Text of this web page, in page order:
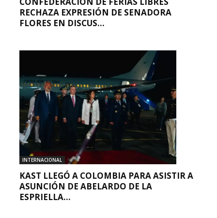
RECHAZA EXPRESIÓN DE SENADORA
FLORES EN DISCUS...
INTERNACIONAL
KAST LLEGÓ A COLOMBIA PARA ASISTIR A
ASUNCIÓN DE ABELARDO DE LA
ESPRIELLA...